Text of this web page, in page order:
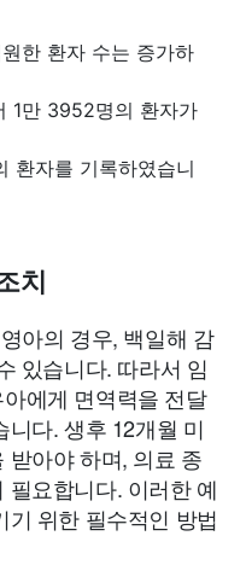
한 환자 수는 증가하
1만 3952명의 환자가
환자를 기록하였습니
치
아의 경우, 백일해 감
있습니다. 따라서 임
에게 면역력을 전달
다. 생후 12개월 미
받아야 하며, 의료 종
요합니다. 이러한 예
위한 필수적인 방법